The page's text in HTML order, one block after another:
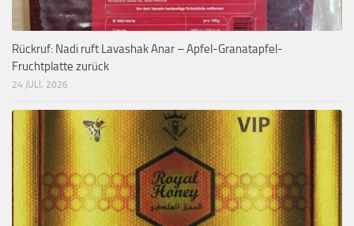
Rückruf: Nadi ruft Lavashak Anar – Apfel-Granatapfel-
Fruchtplatte zurück
24 JULI, 2026